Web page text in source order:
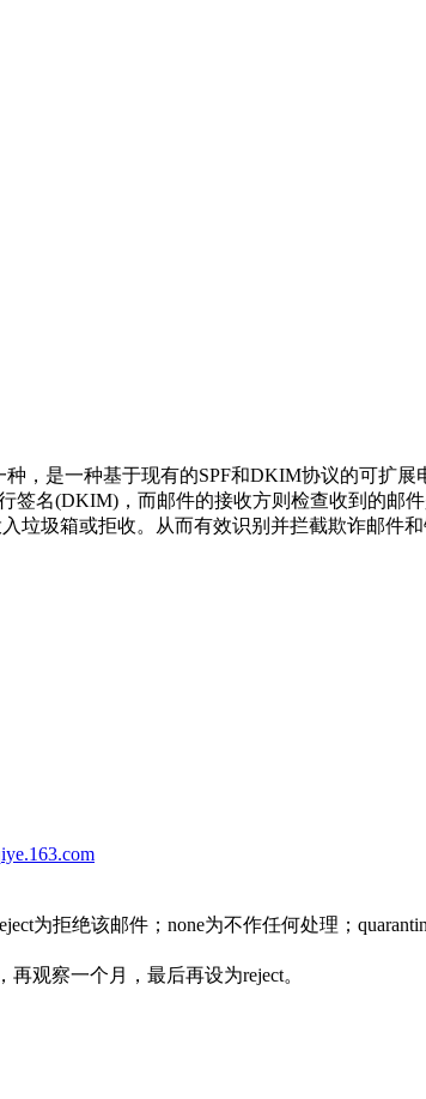
种，是一种基于现有的SPF和DKIM协议的可扩
名(DKIM)，而邮件的接收方则检查收到的邮
圾箱或拒收。从而有效识别并拦截欺诈邮件
拒绝该邮件；none为不作任何处理；
观察一个月，最后再设为reject。